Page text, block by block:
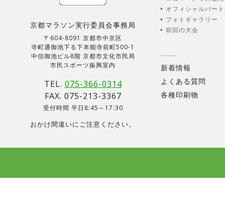
京都マラソン実行委員会事務局
〒604-8091 京都市中京区
寺町通御池下る下本能寺前町500-1
中信御池ビル8階 京都市文化市民局
市民スポーツ振興室内
TEL. 075-366-0314
FAX. 075-213-3367
受付時間 平日8:45～17:30
おかけ間違いにご注意ください。
オフィシャルパー
フォトギャラリー
前回の大会
新着情報
よくある質問
各種印刷物